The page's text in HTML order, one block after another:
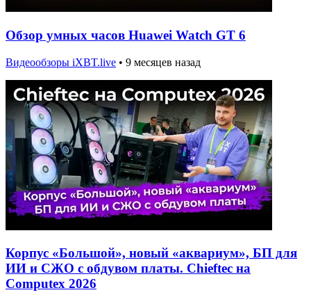
Обзор умных часов Huawei Watch GT 6
Видеообзоры iXBT.live • 9 месяцев назад
Корпус «Большой», новый «аквариум», БП для
ИИ и СЖО с обдувом платы. Chieftec на
Computex 2026